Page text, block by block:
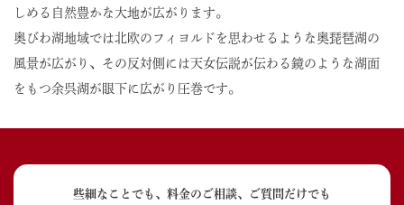
しめる自然豊かな大地が広がります。
奥びわ湖地域では北欧のフィヨルドを思わせるような奥琵琶湖の
風景が広がり、その反対側には天女伝説が伝わる鏡のような湖面
をもつ余呉湖が眼下に広がり圧巻です。
些細なことでも、料金のご相談、ご質問だけでも